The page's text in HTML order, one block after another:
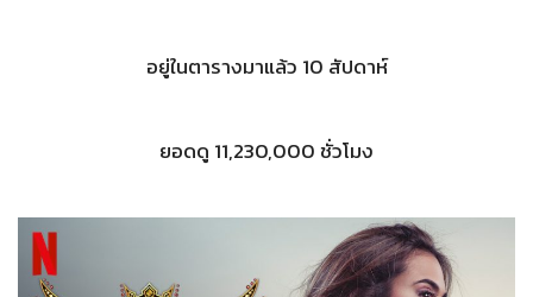
อยู่ในตารางมาแล้ว 10 สัปดาห์
ยอดดู 11,230,000 ชั่วโมง